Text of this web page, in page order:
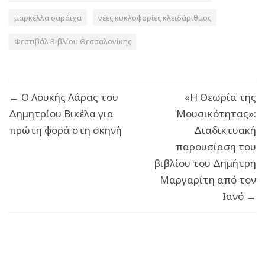
μαρκέλλα σαράιχα νέες κυκλοφορίες κλειδάριθμος
Φεστιβάλ Βιβλίου Θεσσαλονίκης
άρθρων
← Ο Λουκής Λάρας του
Δημητρίου Βικέλα για
πρώτη φορά στη σκηνή
«Η Θεωρία της
Μουσικότητας»:
Διαδικτυακή
παρουσίαση του
βιβλίου του Δημήτρη
Μαργαρίτη από τον
Ιανό →